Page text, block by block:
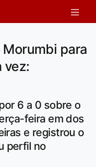
Morumbi para
vez:
6 a 0 sobre o
feira em dos
e registrou o
perfil no